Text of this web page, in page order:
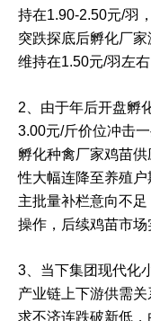
持在1.90-2.50元/羽
突跌探底后孵化厂
维持在1.50元/羽左右
2、由于年后开盘孵
3.00元/斤价位冲击
孵化种禽厂家鸡苗
性大幅连降至养殖
主批量补栏意向不
操作，后续鸡苗市
3、当下集团现代化
产业链上下游供需
求不济连跌破新低